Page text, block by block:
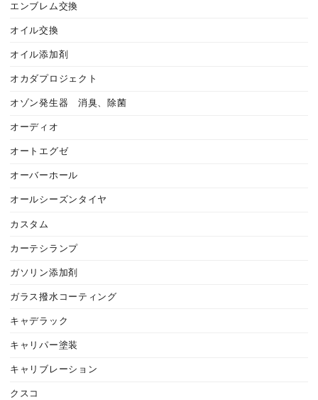
エンブレム交換
オイル交換
オイル添加剤
オカダプロジェクト
オゾン発生器 消臭、除菌
オーディオ
オートエグゼ
オーバーホール
オールシーズンタイヤ
カスタム
カーテシランプ
ガソリン添加剤
ガラス撥水コーティング
キャデラック
キャリパー塗装
キャリブレーション
クスコ